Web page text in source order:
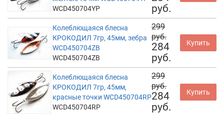
WCD450704YP
руб.
Колеблющаяся блесна
КРОКОДИЛ 7гр, 45мм, зебра
WCD450704ZB
WCD450704ZB
299
руб.
284
руб.
Купить
Колеблющаяся блесна
КРОКОДИЛ 7гр, 45мм,
красные точки WCD450704RP
WCD450704RP
299
руб.
284
руб.
Купить